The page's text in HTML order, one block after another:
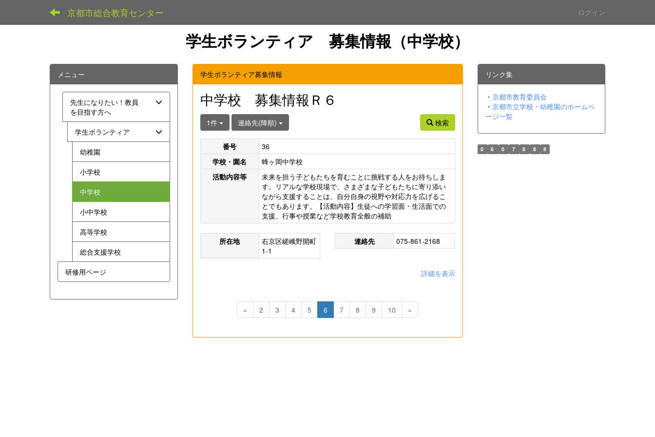
京都市総合教育センター ログイン
学生ボランティア 募集情報（中学校）
学生ボランティア募集情報
中学校 募集情報Ｒ６
1件 連絡先(降順) 検索
番号
36
学校・園名
蜂ヶ岡中学校
活動内容等
未来を担う子どもたちを育むことに挑戦する人をお待ちしま
す。リアルな学校現場で、さまざまな子どもたちに寄り添い
ながら支援することは、自分自身の視野や対応力を広げるこ
とでもあります。【活動内容】生徒への学習面・生活面での
支援、行事や授業など学校教育全般の補助
所在地
右京区嵯峨野開町
1-1
連絡先 075-861-2168
詳細を表示
« 2 3 4 5 6 7 8 9 10 »
メニュー
先生になりたい！教員
を目指す方へ
学生ボランティア
幼稚園
小学校
中学校
小中学校
高等学校
総合支援学校
研修用ページ
リンク集
・ 京都市教育委員会
・ 京都市立学校・幼稚園のホームペ
ージ一覧
0 6 0 7 8 8 8